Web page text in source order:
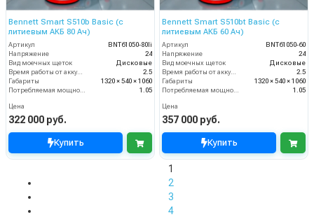
Bennett Smart S510b Basic (с
литиевым АКБ 80 Ач)
Артикул
BNT61050-80li
Напряжение
24
Вид моечных щеток
Дисковые
Время работы от аккумуляторов (ч)
2.5
Габариты
1320 × 540 × 1060
Потребляемая мощность (кВт)
1.05
Цена
322 000 руб.
Купить
Bennett Smart S510bt Basic (с
литиевым АКБ 60 Ач)
Артикул
BNT61050-60
Напряжение
24
Вид моечных щеток
Дисковые
Время работы от аккумуляторов (ч)
2.5
Габариты
1320 × 540 × 1060
Потребляемая мощность (кВт)
1.05
Цена
357 000 руб.
Купить
1
2
3
4